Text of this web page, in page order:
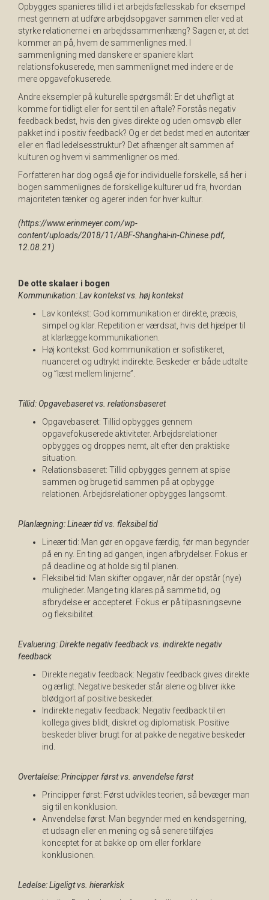
Opbygges spanieres tillid i et arbejdsfællesskab for eksempel
mest gennem at udføre arbejdsopgaver sammen eller ved at
styrke relationerne i en arbejdssammenhæng? Sagen er, at det
kommer an på, hvem de sammenlignes med. I
sammenligning med danskere er spaniere klart
relationsfokuserede, men sammenlignet med indere er de
mere opgavefokuserede.
Andre eksempler på kulturelle spørgsmål: Er det uhøfligt at
komme for tidligt eller for sent til en aftale? Forstås negativ
feedback bedst, hvis den gives direkte og uden omsvøb eller
pakket ind i positiv feedback? Og er det bedst med en autoritær
eller en flad ledelsesstruktur? Det afhænger alt sammen af
kulturen og hvem vi sammenligner os med.
Forfatteren har dog også øje for individuelle forskelle, så her i
bogen sammenlignes de forskellige kulturer ud fra, hvordan
majoriteten tænker og agerer inden for hver kultur.
(https://www.erinmeyer.com/wp-
content/uploads/2018/11/ABF-Shanghai-in-Chinese.pdf,
12.08.21)
De otte skalaer i bogen
Kommunikation: Lav kontekst vs. høj kontekst
Lav kontekst: God kommunikation er direkte, præcis,
simpel og klar. Repetition er værdsat, hvis det hjælper til
at klarlægge kommunikationen.
Høj kontekst: God kommunikation er sofistikeret,
nuanceret og udtrykt indirekte. Beskeder er både udtalte
og ”læst mellem linjerne”.
Tillid: Opgavebaseret vs. relationsbaseret
Opgavebaseret: Tillid opbygges gennem
opgavefokuserede aktiviteter. Arbejdsrelationer
opbygges og droppes nemt, alt efter den praktiske
situation.
Relationsbaseret: Tillid opbygges gennem at spise
sammen og bruge tid sammen på at opbygge
relationen. Arbejdsrelationer opbygges langsomt.
Planlægning: Lineær tid vs. fleksibel tid
Lineær tid: Man gør en opgave færdig, før man begynder
på en ny. En ting ad gangen, ingen afbrydelser. Fokus er
på deadline og at holde sig til planen.
Fleksibel tid: Man skifter opgaver, når der opstår (nye)
muligheder. Mange ting klares på samme tid, og
afbrydelse er accepteret. Fokus er på tilpasningsevne
og fleksibilitet.
Evaluering: Direkte negativ feedback vs. indirekte negativ
feedback
Direkte negativ feedback: Negativ feedback gives direkte
og ærligt. Negative beskeder står alene og bliver ikke
blødgjort af positive beskeder.
Indirekte negativ feedback: Negativ feedback til en
kollega gives blidt, diskret og diplomatisk. Positive
beskeder bliver brugt for at pakke de negative beskeder
ind.
Overtalelse: Principper først vs. anvendelse først
Principper først: Først udvikles teorien, så bevæger man
sig til en konklusion.
Anvendelse først: Man begynder med en kendsgerning,
et udsagn eller en mening og så senere tilføjes
konceptet for at bakke op om eller forklare
konklusionen.
Ledelse: Ligeligt vs. hierarkisk